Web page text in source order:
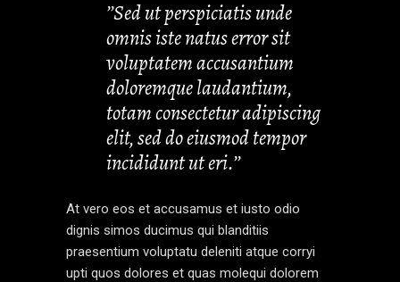
’’Sed ut perspiciatis unde
omnis iste natus error sit
voluptatem accusantium
doloremque laudantium,
totam consectetur adipiscing
elit, sed do eiusmod tempor
incididunt ut eri.’’
At vero eos et accusamus et iusto odio
dignis simos ducimus qui blanditiis
praesentium voluptatu deleniti atque corryi
upti quos dolores et quas molequi dolorem